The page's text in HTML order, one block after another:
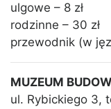
ulgowe – 8 zł
rodzinne – 30 zł
przewodnik (w
MUZEUM
ul. Rybickiego 3,